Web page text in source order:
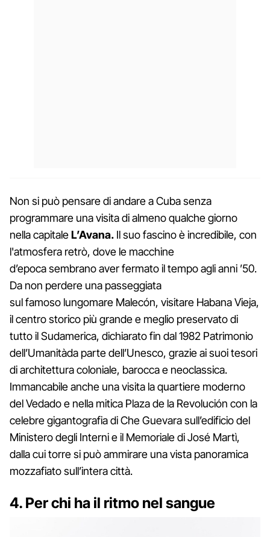
Non si può pensare di andare a Cuba senza
programmare una visita di almeno qualche giorno
nella capitaleL’Avana. Il suo fascino è incredibile, con
l'atmosfera retrò, dove le macchine
d’epoca sembrano aver fermato il tempo agli anni ’50.
Da non perdere una passeggiata
sul famoso lungomare Malecón, visitare Habana Vieja,
il centro storico più grande e meglio preservato di
tutto il Sudamerica, dichiarato fin dal 1982 Patrimonio
dell’Umanitàda parte dell’Unesco, grazie ai suoi tesori
di architettura coloniale, barocca e neoclassica.
Immancabile anche una visita la quartiere moderno
del Vedado e nella mitica Plaza de la Revolución con la
celebre gigantografia di Che Guevara sull’edificio del
Ministero degli Interni e il Memoriale di José Martì,
dalla cui torre si può ammirare una vista panoramica
mozzafiato sull’intera città.
4. Per chi ha il ritmo nel sangue